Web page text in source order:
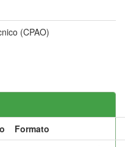
(CPAO)
Formato